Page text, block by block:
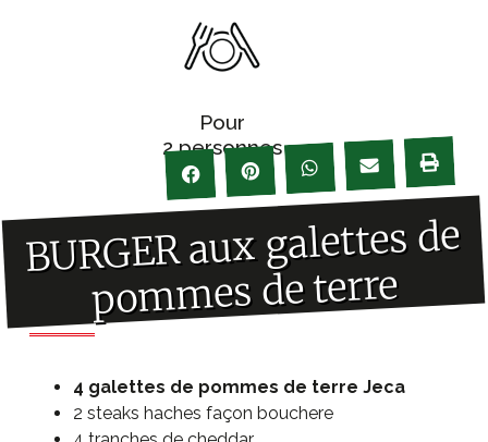
Pour
2 personnes
BURGER aux galettes de
pommes de terre
Ingrédients
4 galettes de pommes de terre Jeca
2 steaks haches façon bouchere